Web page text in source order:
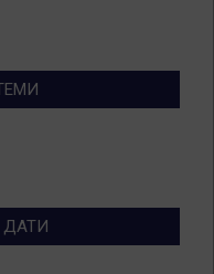
ДАТИ